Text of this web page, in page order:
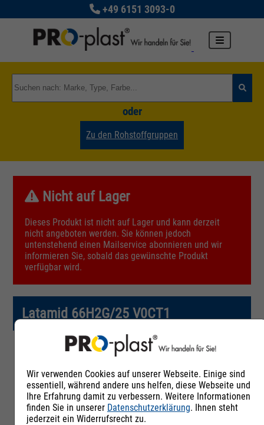
+49 6151 3093-0
oder
Zu den Rohstoffgruppen
Nicht auf Lager
Dieses Produkt ist nicht auf Lager und kann derzeit
nicht angeboten werden. Sie können jedoch
untenstehend einen Mailservice abonnieren und wir
informieren Sie, sobald das gewünschte Produkt
verfügbar wird.
Latamid 66H2G/25 V0CT1
Artikelnummer
255530
Rohstoffgruppe
Wir verwenden Cookies auf unserer Webseite. Einige sind
essentiell, während andere uns helfen, diese Webseite und
Ihre Erfahrung damit zu verbessern. Weitere Informationen
finden Sie in unserer Datenschutzerklärung. Ihnen steht
jederzeit ein Widerrufsrecht zu.